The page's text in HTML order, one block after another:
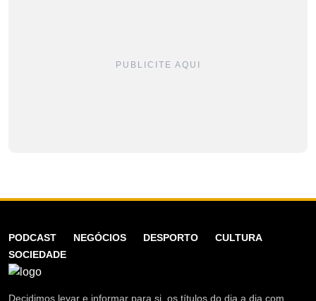
PUBLICITE AQUI
PODCAST NEGÓCIOS DESPORTO
CULTURA
SOCIEDADE
Decidimos levar e informar para si, os títulos do dia a dia com